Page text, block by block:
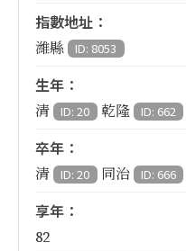
指數地址：
濰縣 ID: 8053
生年：
清 ID: 20 乾隆 ID: 662
卒年：
清 ID: 20 同治 ID: 666
享年：
82